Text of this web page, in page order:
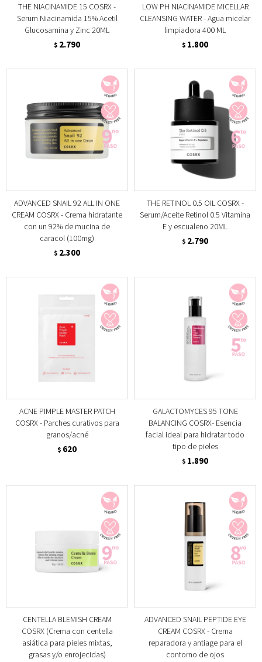
THE NIACINAMIDE 15 COSRX -
Serum Niacinamida 15% Acetil
Glucosamina y Zinc 20ML
$ 2.790
LOW PH NIACINAMIDE MICELLAR
CLEANSING WATER - Agua micelar
limpiadora 400 ML
$ 1.800
ADVANCED SNAIL 92 ALL IN ONE
CREAM COSRX - Crema hidratante
con un 92% de mucina de
caracol (100mg)
$ 2.300
THE RETINOL 0.5 OIL COSRX -
Serum/Aceite Retinol 0.5 Vitamina
E y escualeno 20ML
$ 2.790
ACNE PIMPLE MASTER PATCH
COSRX - Parches curativos para
granos/acné
$ 620
GALACTOMYCES 95 TONE
BALANCING COSRX- Esencia
facial ideal para hidratar todo
tipo de pieles
$ 1.890
CENTELLA BLEMISH CREAM
COSRX (Crema con centella
asiática para pieles mixtas,
grasas y/o enrojecidas)
ADVANCED SNAIL PEPTIDE EYE
CREAM COSRX - Crema
reparadora y antiage para el
contorno de ojos